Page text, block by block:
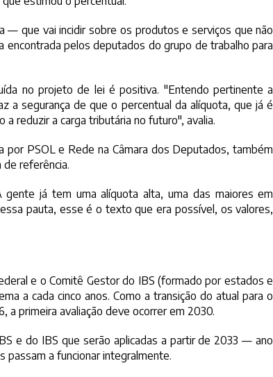
que vai incidir sobre os produtos e serviços que não
pelos deputados do grupo de trabalho para
no projeto de lei é positiva. "⁠Entendo pertinente a
a segurança de que o percentual da alíquota, que já é
reduzir a carga tributária no futuro", avalia.
PSOL e Rede na Câmara dos Deputados, também
referência.
já tem uma alíquota alta, uma das maiores em
pauta, esse é o texto que era possível, os valores,
e o Comitê Gestor do IBS (formado por estados e
a cada cinco anos. Como a transição do atual para o
primeira avaliação deve ocorrer em 2030.
e do IBS que serão aplicadas a partir de 2033 — ano
a funcionar integralmente.